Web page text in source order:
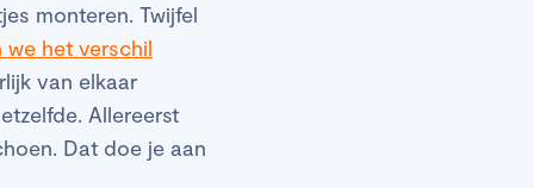
monteren. Twijfel
we het verschil
van elkaar
Allereerst
Dat doe je aan